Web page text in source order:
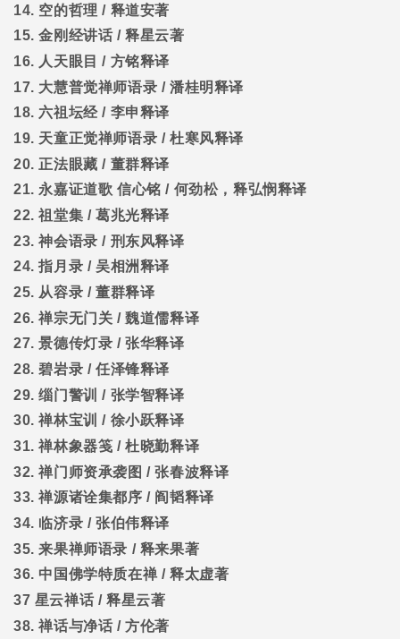
14. 空的哲理 / 释道安著
15.金刚经讲话 /释星云著
16. 人天眼目 / 方铭释译
17. 大慧普觉禅师语录 /潘桂明释译
18. 六祖坛经/ 李申释译
19. 天童正觉禅师语录 /杜寒风释译
20. 正法眼藏 / 董群释译
21.永嘉证道歌 信心铭 / 何劲松，释弘悯释译
22.祖堂集 /葛兆光释译
23.神会语录 / 刑东风释译
24.指月录 /吴相洲释译
25. 从容录 /董群释译
26.禅宗无门关 /魏道儒释译
27.景德传灯录 /张华释译
28.碧岩录 /任泽锋释译
29.缁门警训 / 张学智释译
30.禅林宝训 / 徐小跃释译
31.禅林象器笺 /杜晓勤释译
32.禅门师资承袭图 /张春波释译
33.禅源诸诠集都序 / 阎韬释译
34. 临济录 /张伯伟释译
35.来果禅师语录 / 释来果著
36. 中国佛学特质在禅/释太虚著
37 星云禅话 /释星云著
38.禅话与净话 /方伦著